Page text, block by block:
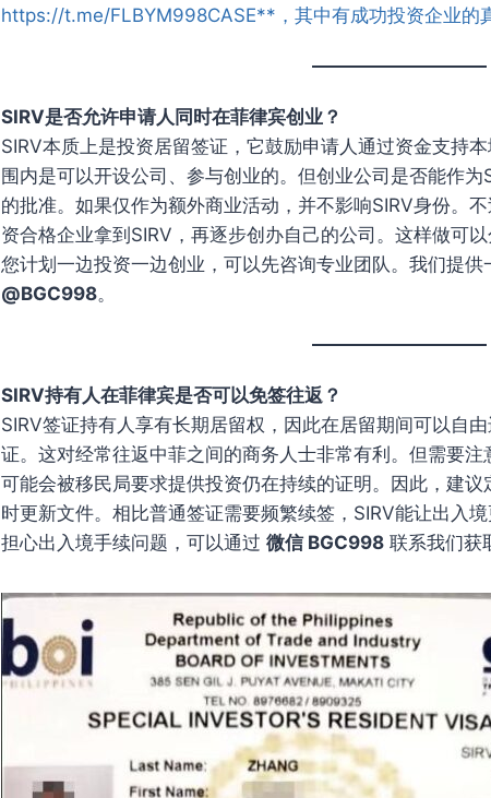
https://t.me/FLBYM998CASE**，其中有成功投资企业的
SIRV是否允许申请人同时在菲律宾创业？
SIRV本质上是投资居留签证，它鼓励申请人通过资金支持
围内是可以开设公司、参与创业的。但创业公司是否能作
的批准。如果仅作为额外商业活动，并不影响SIRV身份。
资合格企业拿到SIRV，再逐步创办自己的公司。这样做可
您计划一边投资一边创业，可以先咨询专业团队。我们提
@BGC998。
SIRV持有人在菲律宾是否可以免签往返？
SIRV签证持有人享有长期居留权，因此在居留期间可以自
证。这对经常往返中菲之间的商务人士非常有利。但需要注
可能会被移民局要求提供投资仍在持续的证明。因此，建
时更新文件。相比普通签证需要频繁续签，SIRV能让出入
担心出入境手续问题，可以通过 微信 BGC998 联系我们获